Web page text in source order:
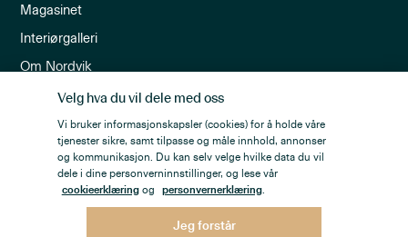
Magasinet
Interiørgalleri
Om Nordvik
Ledige stillinger
Nordvik-appen
Nyhetsbrev
Velg hva du vil dele med oss
Vi bruker informasjonskapsler (cookies) for å holde våre
tjenester sikre, samt tilpasse og måle innhold, annonser
og kommunikasjon. Du kan selv velge hvilke data du vil
dele i dine personverninnstillinger, og lese vår
cookieerklæringog personvernerklæring.
Jeg forstår